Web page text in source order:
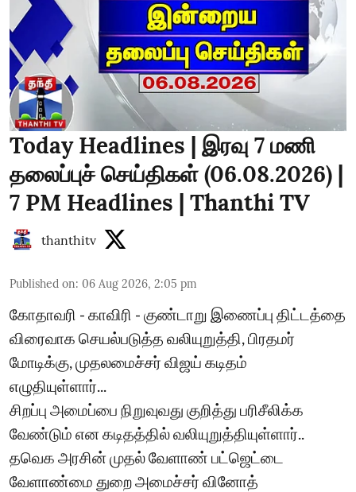
Today Headlines | இரவு 7 மணி
தலைப்புச் செய்திகள் (06.08.2026) |
7 PM Headlines | Thanthi TV
thanthitv
Published on: 06 Aug 2026, 2:05 pm
கோதாவரி - காவிரி - குண்டாறு இணைப்பு திட்டத்தை
விரைவாக செயல்படுத்த வலியுறுத்தி, பிரதமர்
மோடிக்கு, முதலமைச்சர் விஜய் கடிதம்
எழுதியுள்ளார்...
சிறப்பு அமைப்பை நிறுவுவது குறித்து பரிசீலிக்க
வேண்டும் என கடிதத்தில் வலியுறுத்தியுள்ளார்..
தவெக அரசின் முதல் வேளாண் பட்ஜெட்டை
வேளாண்மை துறை அமைச்சர் வினோத்